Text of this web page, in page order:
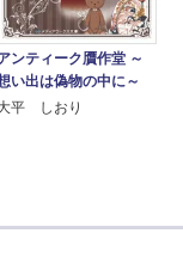
ンティーク贋作堂 ～
い出は偽物の中に～
平 しおり